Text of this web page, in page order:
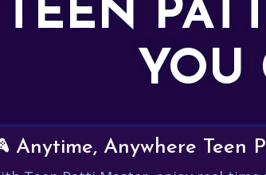
TEEN
YOU
Anytime, Anywhere Teen